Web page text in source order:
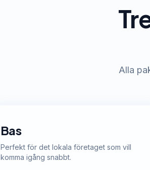
Alla
Bas
Perfekt för det lokala företaget som vill
komma igång snabbt.